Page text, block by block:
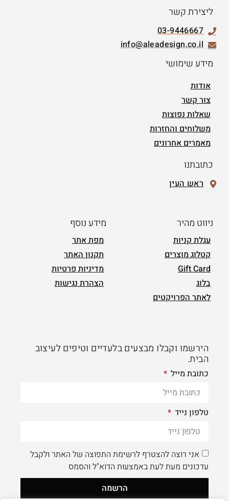
ליצירת קשר
03-9446667
info@aleadesign.co.il
מידע שימושי
אודות
צור קשר
שאלות נפוצות
משלוחים והחזרות
מאמרים אחרונים
כתובתנו
ראש העין
ניווט מהיר
עגלת קניות
קטלוג מוצרים
Gift Card
בלוג
לאתר הפרויקטים
מידע נוסף
מפת אתר
תקנון האתר
מדיניות פרטיות
הצהרת נגישות
הירשמו וקבלו מבצעים בלעדיים וטיפים לעיצוב
הבית.
כתובת מייל
טלפון נייד
אני רוצה להצטרף לרשימת התפוצה של האתר ולקבל
עדכונים מעת לעת באמצעות הדוא"ל והסמס
הרשמה